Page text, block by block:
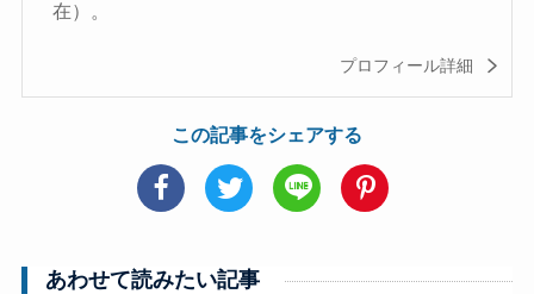
在）。
プロフィール詳細
この記事をシェアする
あわせて読みたい記事